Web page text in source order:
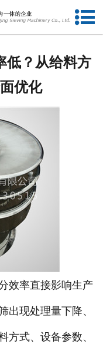
网站首页
产品中心
资质荣誉
服务准则
视频中心
联系我们
低？从给料方
优化
率直接影响生产
出现处理量下降、
方式、设备参数、